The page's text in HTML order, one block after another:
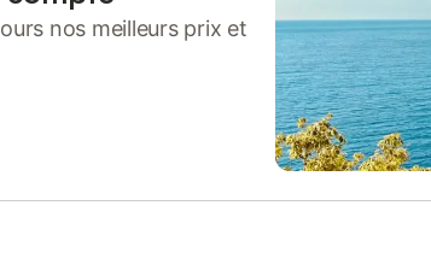
nos meilleurs prix et